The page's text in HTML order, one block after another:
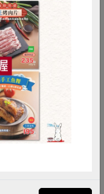
紅燒及燒烤皆宜
過敏者請勿食用
品
減硝酸鹽